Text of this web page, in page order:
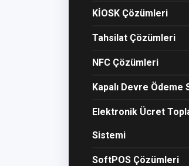
KİOSK Çözümleri
Tahsilat Çözümleri
NFC Çözümleri
Kapalı Devre Ödeme
Elektronik Ücret
Sistemi
SoftPOS Çözümleri